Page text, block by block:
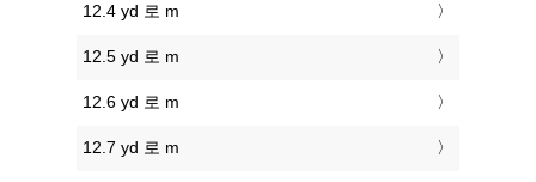
12.4 yd 로 m
12.5 yd 로 m
12.6 yd 로 m
12.7 yd 로 m